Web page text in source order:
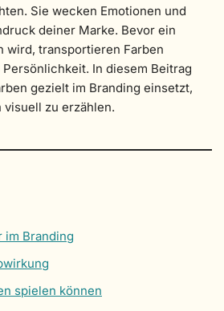
Sie wecken Emotionen und
deiner Marke. Bevor ein
wird, transportieren Farben
In diesem Beitrag
gezielt im Branding einsetzt,
zu erzählen.
im Branding
spielen können